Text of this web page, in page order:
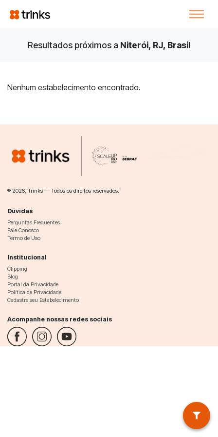
Resultados próximos a Niterói, RJ, Brasil
Nenhum estabelecimento encontrado.
® 2026, Trinks — Todos os direitos reservados.
Dúvidas
Perguntas Frequentes
Fale Conosco
Termo de Uso
Institucional
Clipping
Blog
Portal da Privacidade
Política de Privacidade
Cadastre seu Estabelecimento
Acompanhe nossas redes sociais